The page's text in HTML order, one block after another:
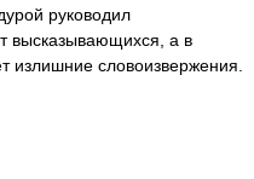
руководил
высказывающихся, а в
излишние словоизвержения.